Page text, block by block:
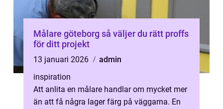
Målare göteborg så väljer du rätt proffs
för ditt projekt
13 januari 2026
admin
inspiration
Att anlita en målare handlar om mycket mer
än att få några lager färg på väggarna. En